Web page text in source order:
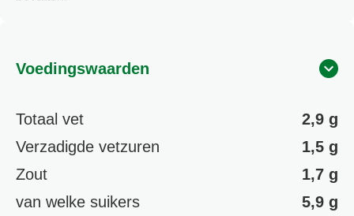
Voedingswaarden
Totaal vet
2,9 g
Verzadigde vetzuren
1,5 g
Zout
1,7 g
van welke suikers
5,9 g